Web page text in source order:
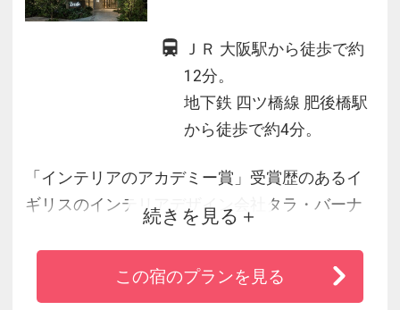
ＪＲ 大阪駅から徒歩で約
12分。
地下鉄 四ツ橋線 肥後橋駅
から徒歩で約4分。
「インテリアのアカデミー賞」受賞歴のあるイ
ギリスのインテリアデザイン会社タラ・バーナ
ード＆パートナーズが設計。「Ｅｎｃｏｕｎｔ
ｅｒｓ ｏｆ ａ Ｎｅｗ Ｋｉｎｄ 感性が、深呼吸
する場所」をコンセプトに、洗練されたデザイ
続きを見る
この宿のプランを見る